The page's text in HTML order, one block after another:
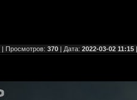
| Просмотров: 370 | Дата: 2022-03-02 11:15